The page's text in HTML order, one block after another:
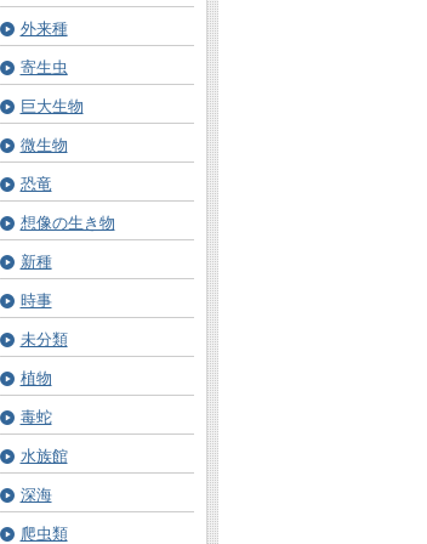
外来種
寄生虫
巨大生物
微生物
恐竜
想像の生き物
新種
時事
未分類
植物
毒蛇
水族館
深海
爬虫類